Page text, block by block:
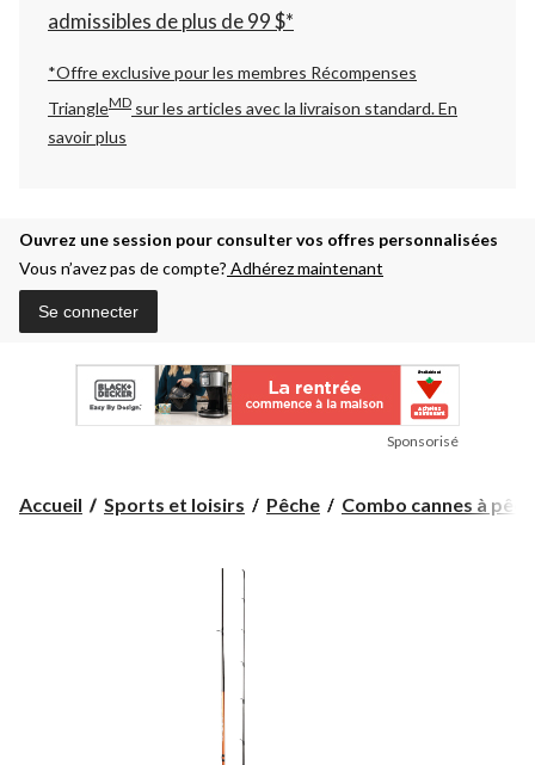
admissibles de plus de 99 $*
*Offre exclusive pour les membres Récompenses
TriangleMD sur les articles avec la livraison standard.En
savoir plus
Ouvrez une session pour consulter vos offres personnalisées
Vous n’avez pas de compte? Adhérez maintenant
Se connecter
Sponsorisé
Accueil Sports et loisirs Pêche Combo cannes à